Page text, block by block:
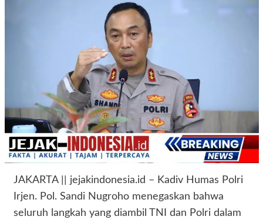
JAKARTA || jejakindonesia.id – Kadiv Humas Polri
Irjen. Pol. Sandi Nugroho menegaskan bahwa
seluruh langkah yang diambil TNI dan Polri dalam